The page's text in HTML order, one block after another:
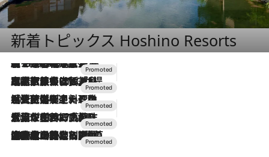
新着トピックス Hoshino Resorts
2026.8.7
【トンボの足水浴】ヒノキの香りに包まれて涼感マックス！約13℃の湧水かけ流しを避暑地「星野温泉 トンボの湯」で体験
2026.7.31
【ホテル帰省】という選択肢をOMOが提案。家族とほどよい距離を保つには「昼は実家、夜は気兼ねなくホテルで！」
2026.7.24
【夏限定ディナーコース】旬を迎える稚鮎や花ズッキーニなどをイタリア・トスカーナの郷土料理の手法で満喫！
2026.7.17
「土佐和ハーブかき氷」がOMO7高知に登場！生姜、山椒、大葉など目にも舌にも涼を呼ぶ郷土の味
2026.7.10
NEW OPEN！【界 草津】名湯の地に誕生。趣の異なる2種の温泉と上州ならではの会席・蕎麦割烹など美食を味わう究極の癒やし旅